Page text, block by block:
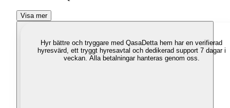
Visa mer
Hyr bättre och tryggare med QasaDetta hem har en verifierad
hyresvärd, ett tryggt hyresavtal och dedikerad support 7 dagar i
veckan. Alla betalningar hanteras genom oss.